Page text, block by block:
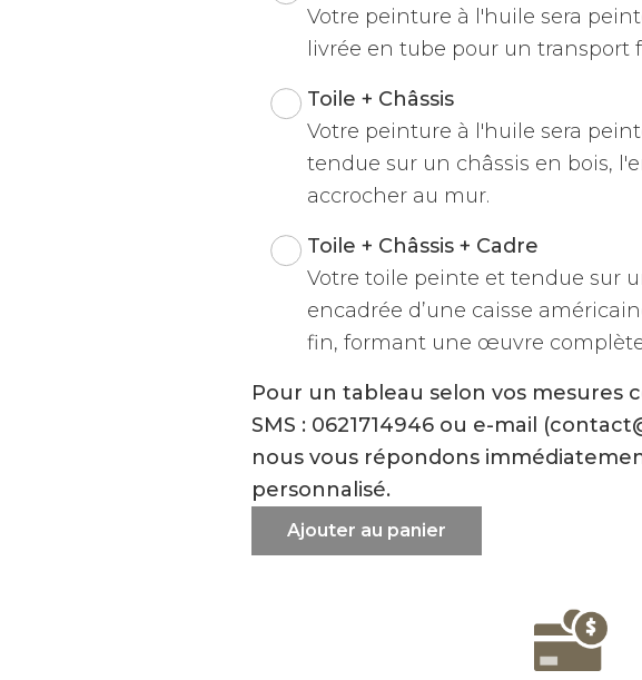
Votre peinture à l'huile sera
livrée en tube pour un transport
Toile + Châssis
Votre peinture à l'huile sera
tendue sur un châssis en bois,
accrocher au mur.
Toile + Châssis + Cadre
Votre toile peinte et tendue sur
encadrée d’une caisse
fin, formant une œuvre complète
Pour un tableau selon vos mesures
SMS : 0621714946 ou e-mail
nous vous répondons
personnalisé.
Ajouter au panier